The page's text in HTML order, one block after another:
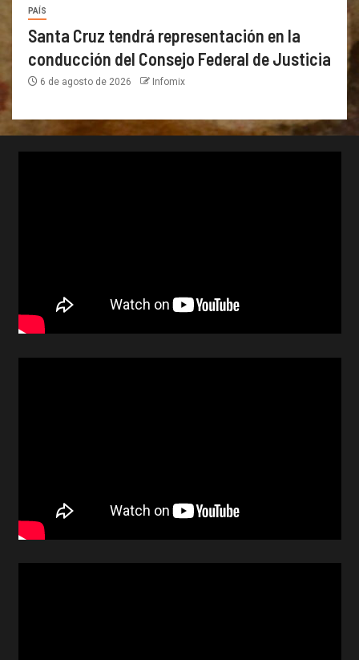
PAÍS
Santa Cruz tendrá representación en la
conducción del Consejo Federal de Justicia
6 de agosto de 2026 Infomix